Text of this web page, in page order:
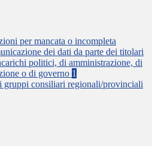
per mancata o incompleta
dei dati da parte dei titolari
politici, di amministrazione, di
o di governo 1
gruppi consiliari regionali/provinciali